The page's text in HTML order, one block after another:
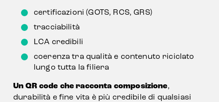
certificazioni (GOTS, RCS, GRS)
tracciabilità
LCA credibili
coerenza tra qualità e contenuto riciclato
lungo tutta la filiera
Un QR code che racconta composizione,
durabilità e fine vita è più credibile di qualsiasi